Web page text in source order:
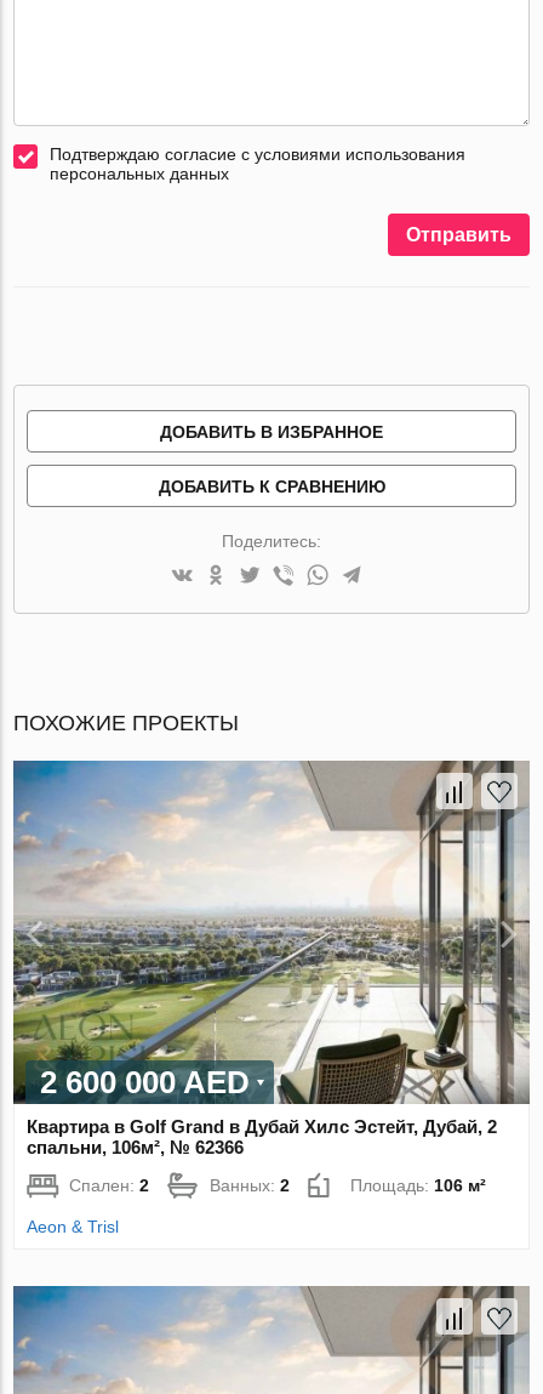
Подтверждаю согласие с условиями использования
персональных данных
Отправить
ДОБАВИТЬ В ИЗБРАННОЕ
ДОБАВИТЬ К СРАВНЕНИЮ
Поделитесь:
ПОХОЖИЕ ПРОЕКТЫ
2 600 000 AED
Квартира в Golf Grand в Дубай Хилс Эстейт, Дубай, 2
спальни, 106м², № 62366
Спален:2 Ванных:2 Площадь:106 м²
Aeon & Trisl